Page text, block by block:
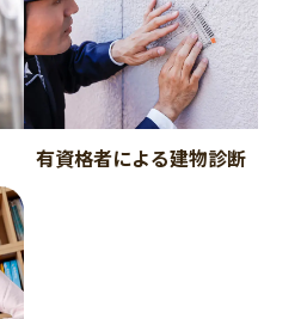
有資格者による建物診断